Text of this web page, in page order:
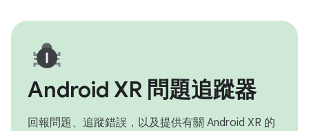
Android XR 問題追蹤器
回報問題、追蹤錯誤，以及提供有關 Android XR 的